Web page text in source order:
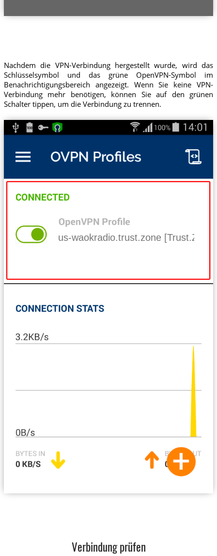
Nachdem die VPN-Verbindung hergestellt wurde, wird das
Schlüsselsymbol und das grüne OpenVPN-Symbol im
Benachrichtigungsbereich angezeigt. Wenn Sie keine VPN-
Verbindung mehr benötigen, können Sie auf den grünen
Schalter tippen, um die Verbindung zu trennen.
us-waokradio.trust.zone
Verbindung prüfen